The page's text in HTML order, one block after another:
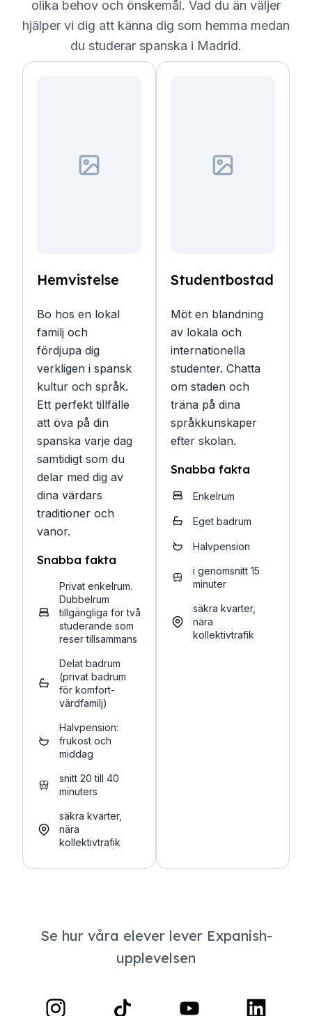
olika behov och önskemål. Vad du än väljer
hjälper vi dig att känna dig som hemma medan
du studerar spanska i Madrid.
Hemvistelse
Bo hos en lokal
familj och
fördjupa dig
verkligen i spansk
kultur och språk.
Ett perfekt tillfälle
att öva på din
spanska varje dag
samtidigt som du
delar med dig av
dina värdars
traditioner och
vanor.
Snabba fakta
Privat enkelrum.
Dubbelrum
tillgängliga för två
studerande som
reser tillsammans
Delat badrum
(privat badrum
för komfort-
värdfamilj)
Halvpension:
frukost och
middag
snitt 20 till 40
minuters
säkra kvarter,
nära
kollektivtrafik
Studentbostad
Möt en blandning
av lokala och
internationella
studenter. Chatta
om staden och
träna på dina
språkkunskaper
efter skolan.
Snabba fakta
Enkelrum
Eget badrum
Halvpension
i genomsnitt 15
minuter
säkra kvarter,
nära
kollektivtrafik
Se hur våra elever lever Expanish-
upplevelsen